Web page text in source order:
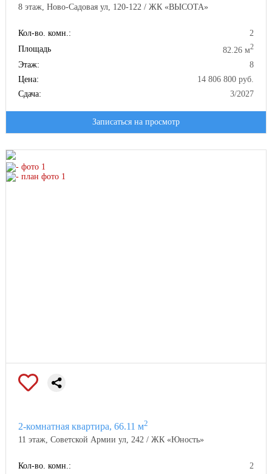
8 этаж, Ново-Садовая ул, 120-122 / ЖК «ВЫСОТА»
Кол-во. комн.:
2
Площадь
82.26 м2
Этаж:
8
Цена:
14 806 800 руб.
Сдача:
3/2027
Записаться на просмотр
2-комнатная квартира, 66.11 м2
11 этаж, Советской Армии ул, 242 / ЖК «Юность»
Кол-во. комн.: 2